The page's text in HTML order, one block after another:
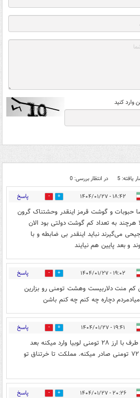
وارد کنید
یافته: 5 در انتظار بررسی: 0
۱۸:۴۲ - ۱۴۰۴/۰۱/۲۷ 2 پاسخ
و گوشت قرمز اینقدر وحشتناک گرون
هرچند به تعداد کم گوشت دولتی بود الان
می‌گیرند نباید اینقدر بی ضابطه و با
و بعد پایین هم نیایند
۱۹:۰۲ - ۱۴۰۴/۰۱/۲۷ 1 پاسخ
کم منت دلاربیست وهشت تومنی رو بزارین
دچاره چه کنم چه کنم باشن
۱۹:۴۱ - ۱۴۰۴/۰۱/۲۷ 0 پاسخ
بگو رانت و دزدی برقراره. طرف با ارز ۲۸ تومنی لوبیا وارد میکنه بعد
کنسروش میکنه و با ارز ۷۲ تومنی صادر میکنه. مملکت تا خرتناق تو
۲۰:۲۶ - ۱۴۰۴/۰۱/۲۷ 0 پاسخ